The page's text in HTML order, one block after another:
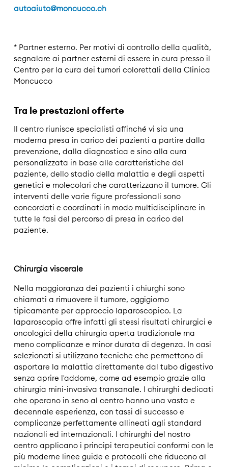
autoaiuto@moncucco.ch
* Partner esterno. Per motivi di controllo della qualità,
segnalare ai partner esterni di essere in cura presso il
Centro per la cura dei tumori colorettali della Clinica
Moncucco
Tra le prestazioni offerte
Il centro riunisce specialisti affinché vi sia una
moderna presa in carico dei pazienti a partire dalla
prevenzione, dalla diagnostica e sino alla cura
personalizzata in base alle caratteristiche del
paziente, dello stadio della malattia e degli aspetti
genetici e molecolari che caratterizzano il tumore. Gli
interventi delle varie figure professionali sono
concordati e coordinati in modo multidisciplinare in
tutte le fasi del percorso di presa in carico del
paziente.
Chirurgia viscerale
Nella maggioranza dei pazienti i chiurghi sono
chiamati a rimuovere il tumore, oggigiorno
tipicamente per approccio laparoscopico. La
laparoscopia offre infatti gli stessi risultati chirurgici e
oncologici della chirurgia aperta tradizionale ma
meno complicanze e minor durata di degenza. In casi
selezionati si utilizzano tecniche che permettono di
asportare la malattia direttamente dal tubo digestivo
senza aprire l'addome, come ad esempio grazie alla
chirurgia mini-invasiva transanale. I chirurghi dedicati
che operano in seno al centro hanno una vasta e
decennale esperienza, con tassi di successo e
complicanze perfettamente allineati agli standard
nazionali ed internazionali. I chirurghi del nostro
centro applicano i principi terapeutici conformi con le
più moderne linee guide e protocolli che riducono al